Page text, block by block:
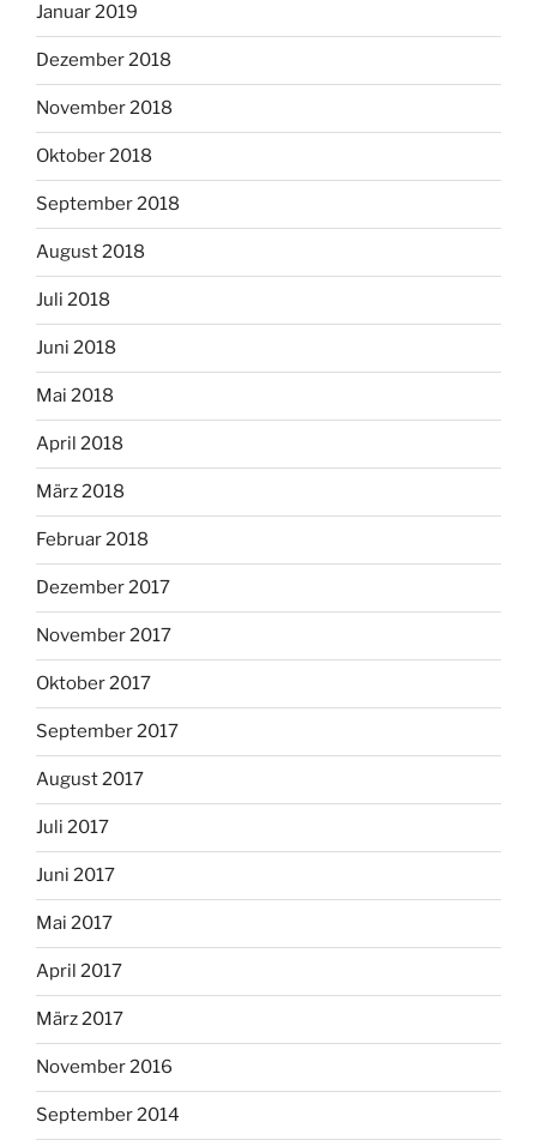
Januar 2019
Dezember 2018
November 2018
Oktober 2018
September 2018
August 2018
Juli 2018
Juni 2018
Mai 2018
April 2018
März 2018
Februar 2018
Dezember 2017
November 2017
Oktober 2017
September 2017
August 2017
Juli 2017
Juni 2017
Mai 2017
April 2017
März 2017
November 2016
September 2014